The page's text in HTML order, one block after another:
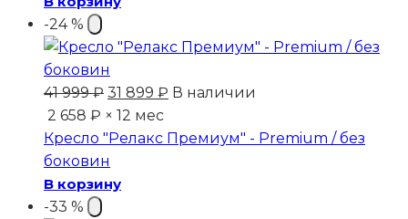
-24 %
41 999₽ Первоначальная
цена
составляла
41
999 ₽.
31 899 ₽ Текущая
31
В наличии
2 658 ₽ × 12 мес
Кресло "Релакс Премиум" - Premium / без
боковин
В корзину
-33 %